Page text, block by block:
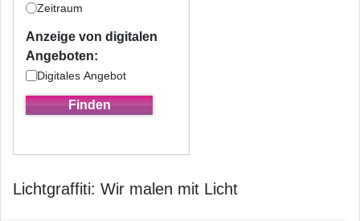
Zeitraum
Anzeige von digitalen
Angeboten:
Digitales Angebot
Lichtgraffiti: Wir malen mit Licht